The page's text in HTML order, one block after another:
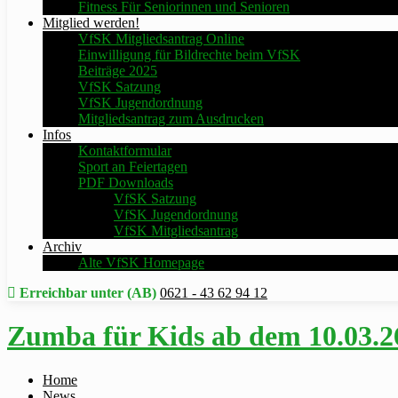
Fitness Für Seniorinnen und Senioren
Mitglied werden!
VfSK Mitgliedsantrag Online
Einwilligung für Bildrechte beim VfSK
Beiträge 2025
VfSK Satzung
VfSK Jugendordnung
Mitgliedsantrag zum Ausdrucken
Infos
Kontaktformular
Sport an Feiertagen
PDF Downloads
VfSK Satzung
VfSK Jugendordnung
VfSK Mitgliedsantrag
Archiv
Alte VfSK Homepage
Erreichbar unter (AB) 0621 - 43 62 94 12
Zumba für Kids ab dem
Home